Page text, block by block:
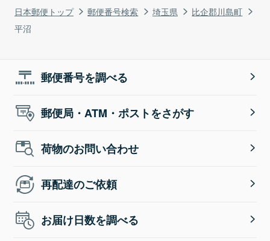
日本郵便トップ 郵便番号検索 埼玉県
比企郡川島町
平沼
郵便番号を調べる
郵便局・ATM・ポストをさがす
荷物のお問い合わせ
再配達のご依頼
お届け日数を調べる